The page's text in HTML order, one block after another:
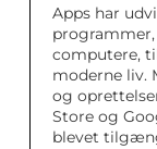
Apps har
computere,
moderne liv.
og
Store og
blevet